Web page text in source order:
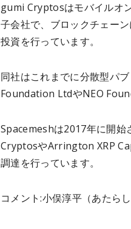
gumi Cryptosはモバイルオ
子会社で、ブロックチェー
投資を行っています。
同社はこれまでに分散型パ
Foundation LtdやNEO
Spacemeshは2017年に開始
CryptosやArrington XRP
調達を行っています。
コメント:小俣淳平（あたら